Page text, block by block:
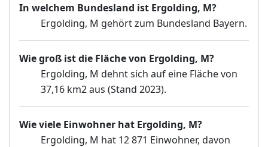
In welchem Bundesland ist Ergolding, M?
Ergolding, M gehört zum Bundesland Bayern.
Wie groß ist die Fläche von Ergolding, M?
Ergolding, M dehnt sich auf eine Fläche von
37,16 km2 aus (Stand 2023).
Wie viele Einwohner hat Ergolding, M?
Ergolding, M hat 12 871 Einwohner, davon